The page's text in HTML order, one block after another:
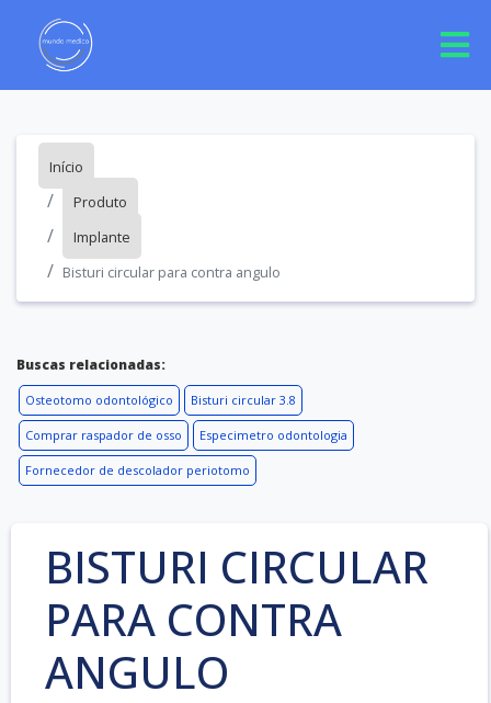
Início
Produto
Implante
Bisturi circular para contra angulo
Buscas relacionadas:
Osteotomo odontológico Bisturi circular 3.8
Comprar raspador de osso Especimetro odontologia
Fornecedor de descolador periotomo
BISTURI CIRCULAR
PARA CONTRA
ANGULO